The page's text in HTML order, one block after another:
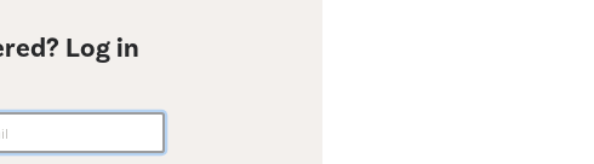
Log in